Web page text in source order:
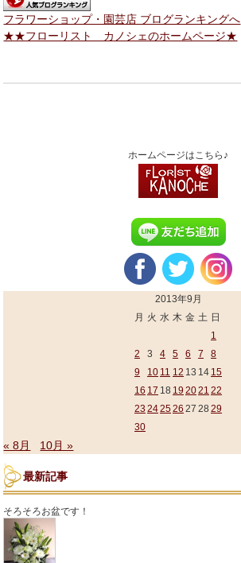
フラワーショップ・園芸店 ブログランキングへ
★★フローリスト カノシェのホームページ★
ホームページはこちら♪
2013年9月
月 火 水 木 金 土 日
1
2
3 4 5 6 7
8
9
10 11 12 13 14 15
16 17 18 19 2021 22
23 242526 27 28 29
30
« 8月 10月 »
最新記事
そろそろお盆です！